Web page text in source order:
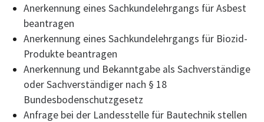
Anerkennung eines Sachkundelehrgangs für Asbest
beantragen
Anerkennung eines Sachkundelehrgangs für Biozid-
Produkte beantragen
Anerkennung und Bekanntgabe als Sachverständige
oder Sachverständiger nach § 18
Bundesbodenschutzgesetz
Anfrage bei der Landesstelle für Bautechnik stellen